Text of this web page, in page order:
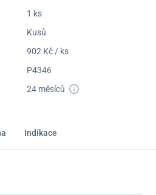
1 ks
Kusů
902 Kč / ks
P4346
24 měsíců
Indikace